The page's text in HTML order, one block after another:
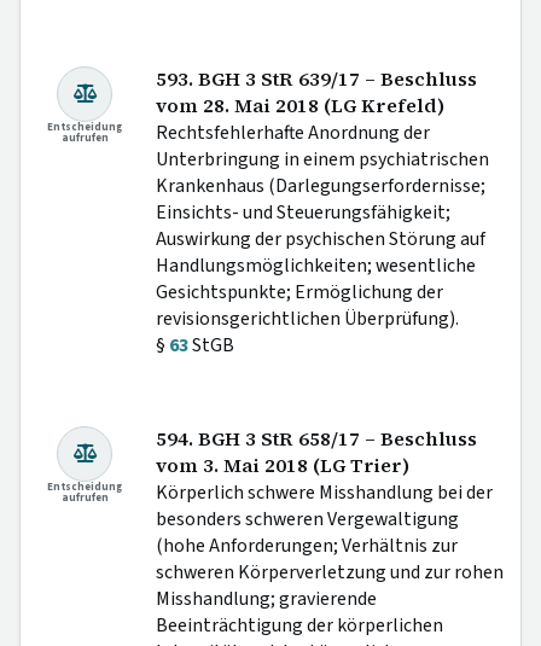
Entscheidung
aufrufen
593. BGH 3 StR 639/17 – Beschluss
vom 28. Mai 2018 (LG Krefeld)
Rechtsfehlerhafte Anordnung der
Unterbringung in einem psychiatrischen
Krankenhaus (Darlegungserfordernisse;
Einsichts- und Steuerungsfähigkeit;
Auswirkung der psychischen Störung auf
Handlungsmöglichkeiten; wesentliche
Gesichtspunkte; Ermöglichung der
revisionsgerichtlichen Überprüfung).
§ 63StGB
Entscheidung
aufrufen
594. BGH 3 StR 658/17 – Beschluss
vom 3. Mai 2018 (LG Trier)
Körperlich schwere Misshandlung bei der
besonders schweren Vergewaltigung
(hohe Anforderungen; Verhältnis zur
schweren Körperverletzung und zur rohen
Misshandlung; gravierende
Beeinträchtigung der körperlichen